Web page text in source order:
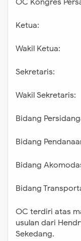
OC Kongres
Ketua:
Wakil Ketua:
Sekretaris:
Wakil Sekretaris:
Bidang
Bidang
Bidang
Bidang
OC terdiri atas
usulan dari
Sekedang.